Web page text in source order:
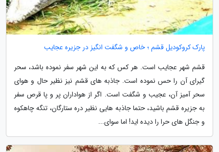
پارک کروکودیل قشم ؛ خاص و شگفت انگیز در جزیره عجایب
قشم شهر عجایب است. هر کس که به این شهر سفر نموده باشد، سحر
گیرای آن را حس نموده است. جاذبه های قشم نیز نظیر حال و هوای
سحر آمیز آن، عجیب و شگفت است. اگر از هواداران پر و پا قرص سفر
به جزیره قشم باشید، حتما جاذبه هایی نظیر دره ستارگان، تنگه چاهکوه
و جنگل های حرا را دیده اید! اما سوای...